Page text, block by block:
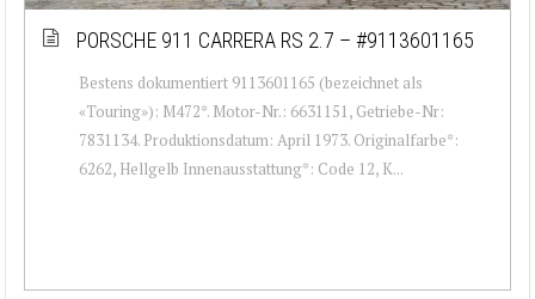
PORSCHE 911 CARRERA RS 2.7 – #9113601165
Bestens dokumentiert 9113601165 (bezeichnet als
«Touring»): M472*. Motor-Nr.: 6631151, Getriebe-Nr:
7831134. Produktionsdatum: April 1973. Originalfarbe*:
6262, Hellgelb Innenausstattung*: Code 12, K...